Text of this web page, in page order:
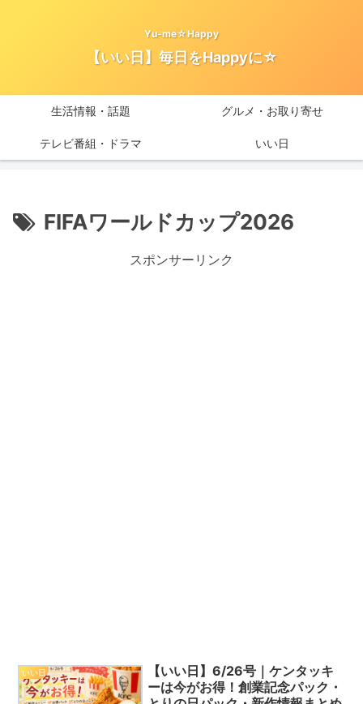
Yu-me☆Happy
【いい日】毎日をHappyに☆
生活情報・話題 グルメ・お取り寄せ
テレビ番組・ドラマ いい日
FIFAワールドカップ2026
スポンサーリンク
いい日
【いい日】6/26号｜ケンタッキ
ーは今がお得！創業記念パック・